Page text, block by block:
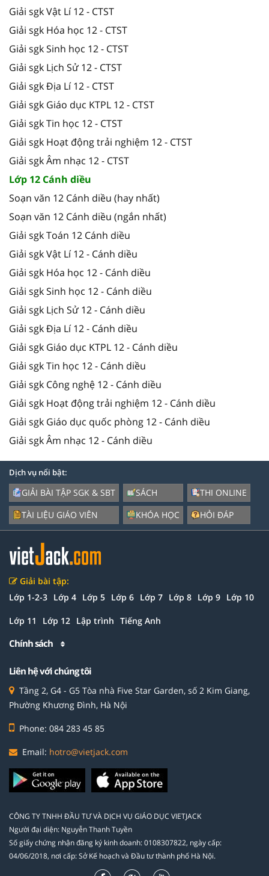
Giải sgk Vật Lí 12 - CTST
Giải sgk Hóa học 12 - CTST
Giải sgk Sinh học 12 - CTST
Giải sgk Lịch Sử 12 - CTST
Giải sgk Địa Lí 12 - CTST
Giải sgk Giáo dục KTPL 12 - CTST
Giải sgk Tin học 12 - CTST
Giải sgk Hoạt động trải nghiệm 12 - CTST
Giải sgk Âm nhạc 12 - CTST
Lớp 12 Cánh diều
Soạn văn 12 Cánh diều (hay nhất)
Soạn văn 12 Cánh diều (ngắn nhất)
Giải sgk Toán 12 Cánh diều
Giải sgk Vật Lí 12 - Cánh diều
Giải sgk Hóa học 12 - Cánh diều
Giải sgk Sinh học 12 - Cánh diều
Giải sgk Lịch Sử 12 - Cánh diều
Giải sgk Địa Lí 12 - Cánh diều
Giải sgk Giáo dục KTPL 12 - Cánh diều
Giải sgk Tin học 12 - Cánh diều
Giải sgk Công nghệ 12 - Cánh diều
Giải sgk Hoạt động trải nghiệm 12 - Cánh diều
Giải sgk Giáo dục quốc phòng 12 - Cánh diều
Giải sgk Âm nhạc 12 - Cánh diều
Dịch vụ nổi bật:
GIẢI BÀI TẬP SGK & SBT
TÀI LIỆU GIÁO VIÊN
SÁCH
KHÓA HỌC
THI ONLINE
HỎI ĐÁP
Giải bài tập:
Lớp 1-2-3 Lớp 4 Lớp 5 Lớp 6 Lớp 7 Lớp 8 Lớp 9 Lớp 10
Lớp 11 Lớp 12 Lập trình Tiếng Anh
Chính sách
Liên hệ với chúng tôi
Tầng 2, G4 - G5 Tòa nhà Five Star Garden, số 2 Kim Giang,
Phường Khương Đình, Hà Nội
Phone: 084 283 45 85
Email: hotro@vietjack.com
CÔNG TY TNHH ĐẦU TƯ VÀ DỊCH VỤ GIÁO DỤC VIETJACK
Người đại diện: Nguyễn Thanh Tuyền
Số giấy chứng nhận đăng ký kinh doanh: 0108307822, ngày cấp:
04/06/2018, nơi cấp: Sở Kế hoạch và Đầu tư thành phố Hà Nội.